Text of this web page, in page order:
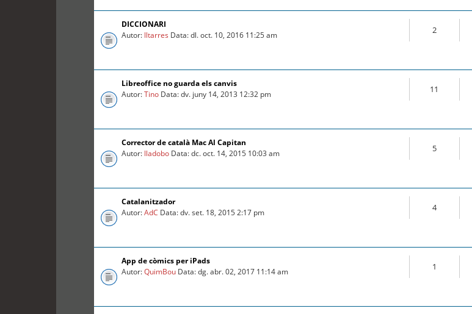
DICCIONARI
Autor: lltarres Data: dl. oct. 10, 2016 11:25 am 2
Libreoffice no guarda els canvis
Autor:Tino Data: dv. juny 14, 2013 12:32 pm 11
Corrector de català Mac Al Capitan
Autor: lladobo Data: dc. oct. 14, 2015 10:03 am 5
Catalanitzador
Autor:AdC Data: dv. set. 18, 2015 2:17 pm 4
App de còmics per iPads
Autor:QuimBou Data: dg. abr. 02, 2017 11:14 am 1